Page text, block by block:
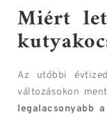
Miért
Az utóbbi
változásokon
legalacsonyabb